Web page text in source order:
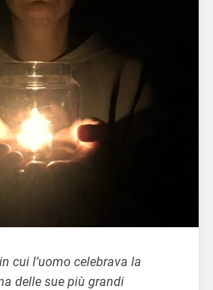
cui l’uomo celebrava la
delle sue più grandi